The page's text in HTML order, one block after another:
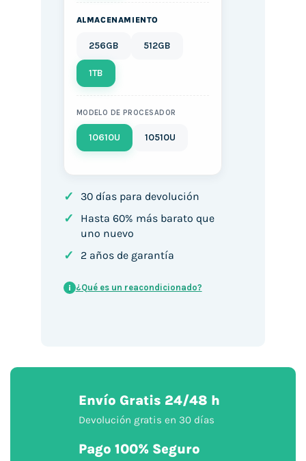
ALMACENAMIENTO
256GB 512GB
1TB
MODELO DE PROCESADOR
10610U 10510U
✓ 30 días para devolución
✓
Hasta 60% más barato que
uno nuevo
✓ 2 años de garantía
i ¿Qué es un reacondicionado?
Envío Gratis 24/48 h
Devolución gratis en 30 días
Pago 100% Seguro